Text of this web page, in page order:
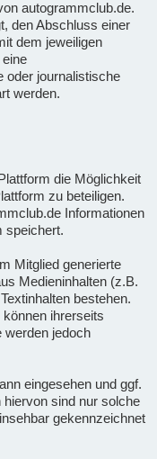
autogrammclub.de.
den Abschluss einer
dem jeweiligen
oder journalistische
werden.
die Möglichkeit
zu beteiligen.
Informationen
speichert.
Mitglied generierte
Medieninhalten (z.B.
bestehen.
ihrerseits
werden jedoch
eingesehen und ggf.
sind nur solche
gekennzeichnet